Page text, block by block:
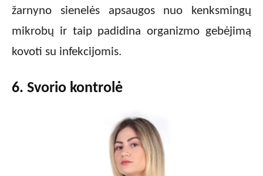
žarnyno sienelės apsaugos nuo kenksmingų
mikrobų ir taip padidina organizmo gebėjimą
kovoti su infekcijomis.
6. Svorio kontrolė